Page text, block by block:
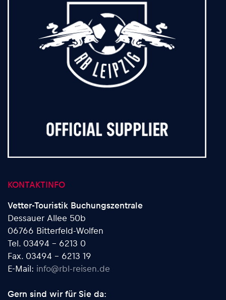
KONTAKTINFO
Vetter-Touristik Buchungszentrale
Dessauer Allee 50b
06766 Bitterfeld-Wolfen
Tel. 03494 - 6213 0
Fax. 03494 - 6213 19
E-Mail: info@rbl-reisen.de
Gern sind wir für Sie da: